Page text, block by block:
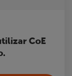
CoE